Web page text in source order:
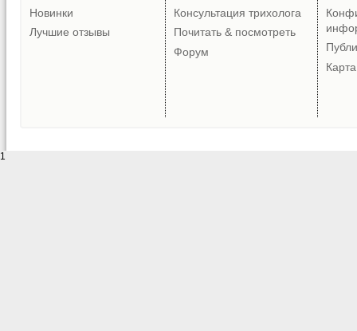
Новинки
Лучшие отзывы
Консультация трихолога
Почитать & посмотреть
Форум
1